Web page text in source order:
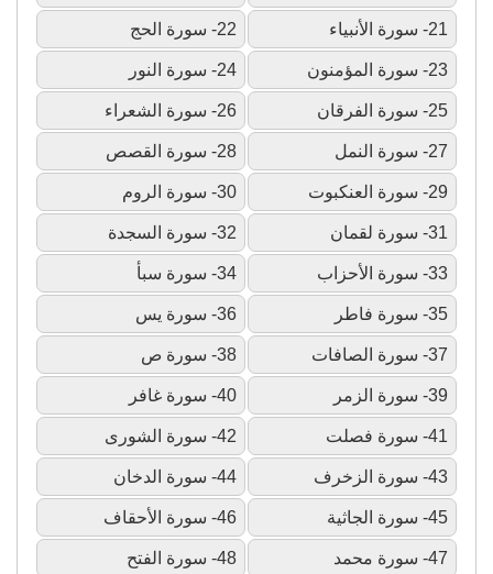
21- سورة الأنبياء 22- سورة الحج
23- سورة المؤمنون 24- سورة النور
25- سورة الفرقان 26- سورة الشعراء
27- سورة النمل 28- سورة القصص
29- سورة العنكبوت 30- سورة الروم
31- سورة لقمان 32- سورة السجدة
33- سورة الأحزاب 34- سورة سبأ
35- سورة فاطر 36- سورة يس
37- سورة الصافات 38- سورة ص
39- سورة الزمر 40- سورة غافر
41- سورة فصلت 42- سورة الشورى
43- سورة الزخرف 44- سورة الدخان
45- سورة الجاثية 46- سورة الأحقاف
47- سورة محمد 48- سورة الفتح